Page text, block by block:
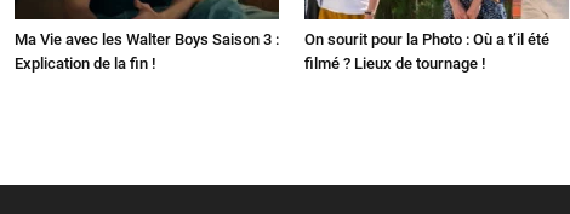
Ma Vie avec les Walter Boys Saison 3 :
Explication de la fin !
On sourit pour la Photo : Où a t’il été
filmé ? Lieux de tournage !